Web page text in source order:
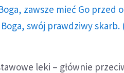
zawsze mieć Go przed
swój prawdziwy skarb.
leki – głównie